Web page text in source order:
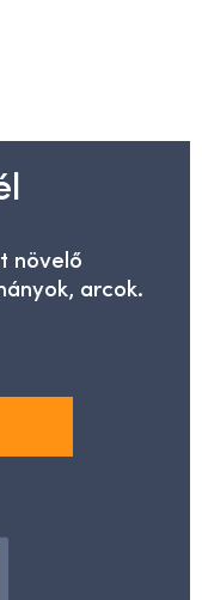
növelő
arcok.